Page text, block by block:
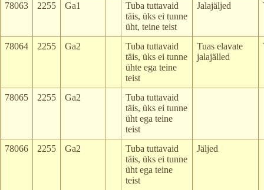
78063 2255 Ga1
Tuba tuttavaid
täis, üks ei tunne
üht, teine teist
Jalajäljed
78064 2255 Ga2
Tuba tuttavaid
täis, üks ei tunne
ühte ega teine
teist
Tuas elavate
jalajälled
78065 2255 Ga2
Tuba tuttavaid
täis, üks ei tunne
üht ega teine
teist
78066
2255 Ga2
Tuba tuttavaid
täis, üks ei tunne
üht ega teine
teist
Jäljed